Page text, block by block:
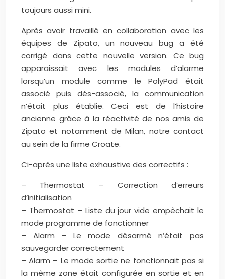
toujours aussi mini.
Après avoir travaillé en collaboration avec les
équipes de Zipato, un nouveau bug a été
corrigé dans cette nouvelle version. Ce bug
apparaissait avec les modules d’alarme
lorsqu’un module comme le PolyPad était
associé puis dés-associé, la communication
n’était plus établie. Ceci est de l’histoire
ancienne grâce à la réactivité de nos amis de
Zipato et notamment de Milan, notre contact
au sein de la firme Croate.
Ci-après une liste exhaustive des correctifs :
– Thermostat – Correction d’erreurs
d’initialisation
– Thermostat – Liste du jour vide empêchait le
mode programme de fonctionner
– Alarm – Le mode désarmé n’était pas
sauvegarder correctement
– Alarm – Le mode sortie ne fonctionnait pas si
la même zone était configurée en sortie et en